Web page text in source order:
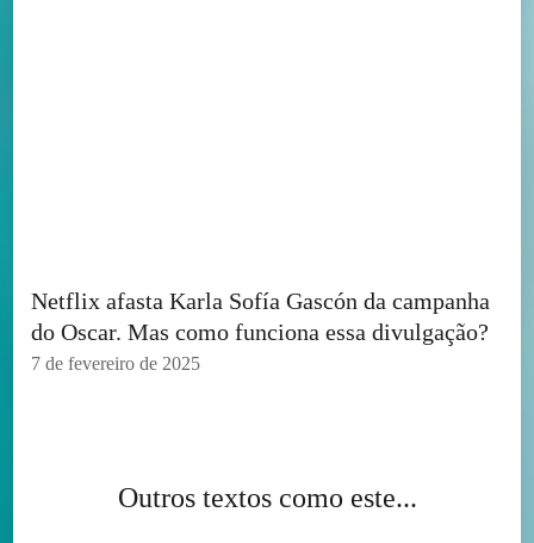
Netflix afasta Karla Sofía Gascón da campanha
do Oscar. Mas como funciona essa divulgação?
7 de fevereiro de 2025
Outros textos como este...